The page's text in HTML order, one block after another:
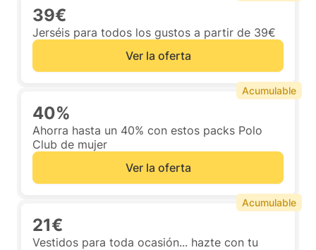
39€
Jerséis para todos los gustos a partir de 39€
Ver la oferta
40%
Ahorra hasta un 40% con estos packs Polo
Club de mujer
Ver la oferta
Acumulable
21€
Vestidos para toda ocasión... hazte con tu
Acumulable